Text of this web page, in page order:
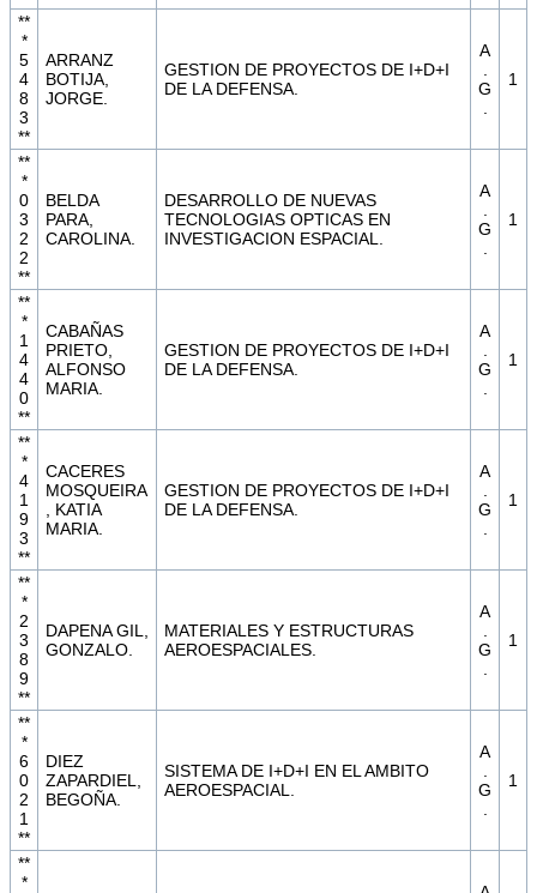
**
*
5
4
8
3
**
ARRANZ
BOTIJA,
JORGE.
GESTION DE PROYECTOS DE I+D+I
DE LA DEFENSA.
A
G
1
**
*
0
3
2
2
**
BELDA
PARA,
CAROLINA.
DESARROLLO DE NUEVAS
TECNOLOGIAS OPTICAS EN
INVESTIGACION ESPACIAL.
A
G
1
**
*
1
4
4
0
**
CABAÑAS
PRIETO,
ALFONSO
MARIA.
GESTION DE PROYECTOS DE I+D+I
DE LA DEFENSA.
A
G
1
**
*
4
1
9
3
**
CACERES
MOSQUEIRA
, KATIA
MARIA.
GESTION DE PROYECTOS DE I+D+I
DE LA DEFENSA.
A
G
1
**
*
2
3
8
9
**
DAPENA GIL,
GONZALO.
MATERIALES Y ESTRUCTURAS
AEROESPACIALES.
A
G
1
**
*
6
0
2
1
**
DIEZ
ZAPARDIEL,
BEGOÑA.
SISTEMA DE I+D+I EN EL AMBITO
AEROESPACIAL.
A
G
1
**
*